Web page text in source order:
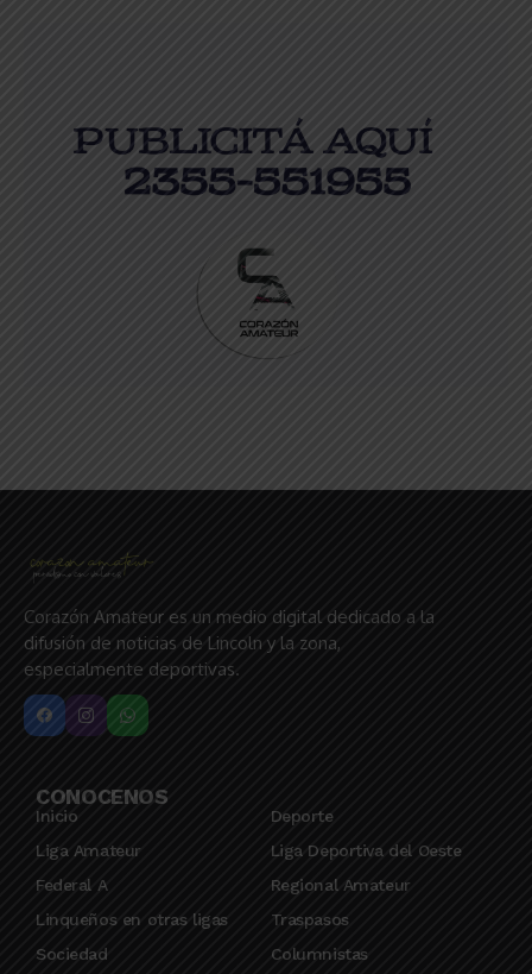
Corazón Amateur es un medio digital dedicado a la
difusión de noticias de Lincoln y la zona,
especialmente deportivas.
CONOCENOS
Inicio
Deporte
Liga Amateur
Liga Deportiva del Oeste
Federal A
Regional Amateur
Linqueños en otras ligas
Traspasos
Sociedad
Columnistas